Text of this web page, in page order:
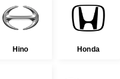
Hino Honda